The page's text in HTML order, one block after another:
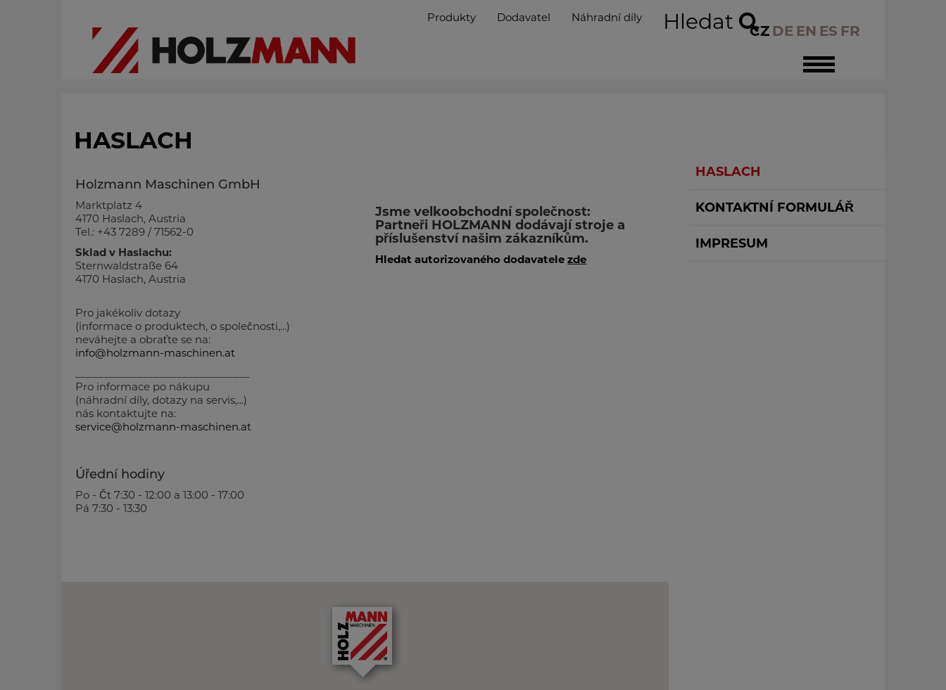
Toggle
navigation
CZ DE EN ES FR
Produkty Dodavatel Náhradní díly Hledat
HASLACH
Holzmann Maschinen GmbH
Marktplatz 4
4170 Haslach, Austria
Tel.: +43 7289 / 71562-0
Sklad v Haslachu:
Sternwaldstraße 64
4170 Haslach, Austria
Pro jakékoliv dotazy
(informace o produktech, o společnosti,...)
neváhejte a obraťte se na:
info@holzmann-maschinen.at
Pro informace po nákupu
(náhradní díly, dotazy na servis,...)
nás kontaktujte na:
service@holzmann-maschinen.at
Jsme velkoobchodní společnost:
Partneři HOLZMANN dodávají stroje a
příslušenství našim zákazníkům.
Hledat autorizovaného dodavatelezde
Úřední hodiny
Po - Čt 7:30 - 12:00 a 13:00 - 17:00
Pá 7:30 - 13:30
HASLACH
KONTAKTNÍ FORMULÁŘ
IMPRESUM